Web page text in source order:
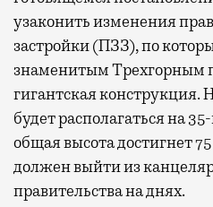
узаконить изменения
застройки (ПЗЗ), по
знаменитым Трехгорным
гигантская
будет располагаться на
общая высота достигнет
должен выйти из
правительства на днях.